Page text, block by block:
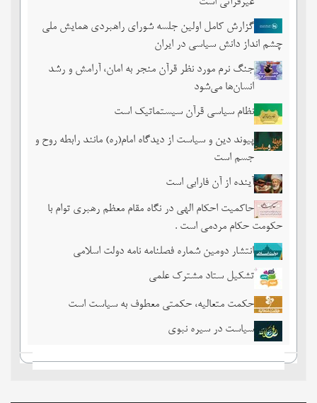
گزارش کامل اولین جلسه شورای راهبردی همایش ملی
چشم ‏انداز دانش سیاسی در ایران
جنگ نرم مورد نظر قرآن منجر به امان، آرامش و رشد
انسان‌ها می‌‌شود
نظام سیاسی قرآن سیستماتیک است
پیوند دین و سیاست از دیدگاه امام(ره) مانند رابطه روح و
جسم است
آینده از آن فارابی است
حاکمیت احکام الهی در نگاه مقام معظم رهبری توام با
حکومت حکام مردمی است .
انتشار دومین شماره فصلنامه نامه دولت اسلامی
تشکیل ستاد مشترک علمی
حکمت متعالیه، حکمتی معطوف به سیاست است
سیاست در سیره نبوی